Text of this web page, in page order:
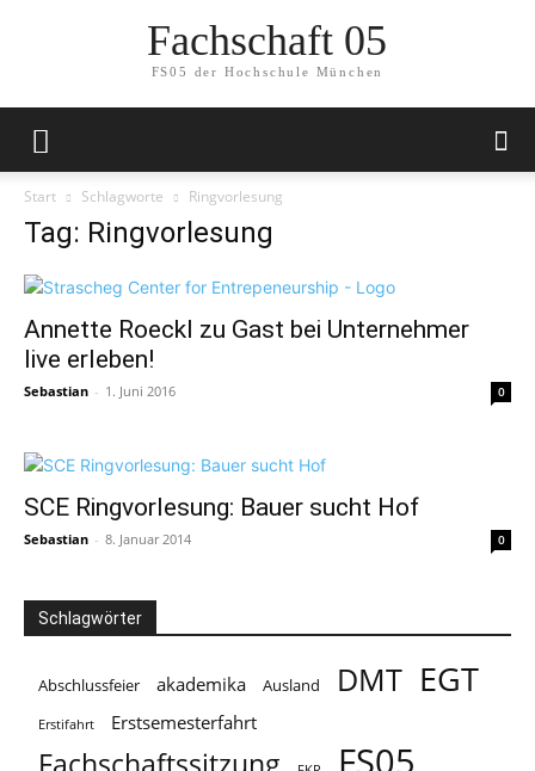
Fachschaft 05
FS05 der Hochschule München
Start Schlagworte Ringvorlesung
Tag: Ringvorlesung
Annette Roeckl zu Gast bei Unternehmer
live erleben!
Sebastian - 1. Juni 2016 0
SCE Ringvorlesung: Bauer sucht Hof
Sebastian - 8. Januar 2014 0
Schlagwörter
Abschlussfeier akademika Ausland DMT EGT
Erstifahrt Erstsemesterfahrt
FS05